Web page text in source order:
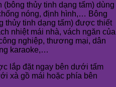
(bông thủy tinh dạng tấm) dùng
nóng, định hình,… Bông
thủy tinh dạng tấm) được thiết
nhiệt mái nhà, vách ngăn của
nghiệp, thương mại, dân
karaoke,…
lắp đặt ngay bên dưới tấm
xà gồ mái hoặc phía bên